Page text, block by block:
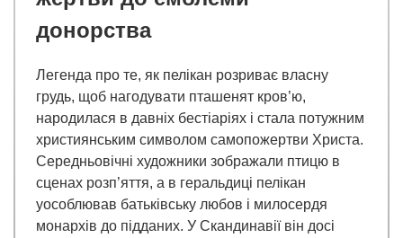
донорства
Легенда про те, як пелікан розриває власну
грудь, щоб нагодувати пташенят кров’ю,
народилася в давніх бестіаріях і стала потужним
християнським символом самопожертви Христа.
Середньовічні художники зображали птицю в
сценах розп’яття, а в геральдиці пелікан
уособлював батьківську любов і милосердя
монархів до підданих. У Скандинавії він досі